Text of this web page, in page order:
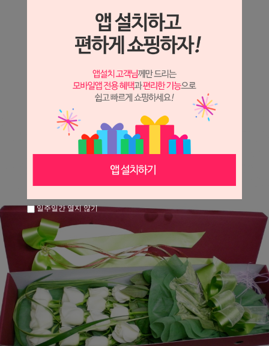
상세정보 새창 열기
상세 정보를 확대해 보실 수 있습니다.
※ 필독해주세요 ※
장미는 시세 변동에 따라 가격이 달라질 수 있으니
일주일간 열지 않기